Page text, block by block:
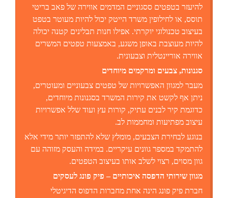
להיעזר בטפטים ססגוניים המדמים אווירה של פאב בריטי
תוסס, או לחילופין משרד הייטק יכול להיות מעוטר בטפט
בעיצוב טכנולוגי יוקרתי. אפילו חנות תבלינים קטנה יכולה
להיות מעוצבת באופן משגע, באמצעות טפטים המשרים
אווירה אוריינטלית וצבעונית.
סגנונות, צבעים ומרקמים מיוחדים
מעבר למגוון האפשרויות של טפטים צבעוניים ומעוטרים,
ניתן אף לקשט את קירות המשרד בסגנונות מיוחדים,
כדוגמת קיר לבנים עתיק, קורות עץ ועוד שלל אפשרויות
עיצוב מפתיעות ומחממות לב.
בנוגע לבחירת הצבעים, מומלץ שלא להתפזר יותר מידי אלא
להתמקד במספר גוונים עיקריים. במידה והעסק מזוהה עם
גוון מסוים, רצוי לשלב אותו בעיצוב הטפטים.
מגוון שירותי הדפסה איכותיים – פיק פונג לעסקים
חברת פיק פונג הינה אחת מחברות הדפוס הדיגיטלי